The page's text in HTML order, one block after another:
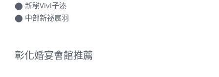
⬤ 新秘Vivi子溱
⬤ 中部新祕宸羽
彰化婚宴會館推薦